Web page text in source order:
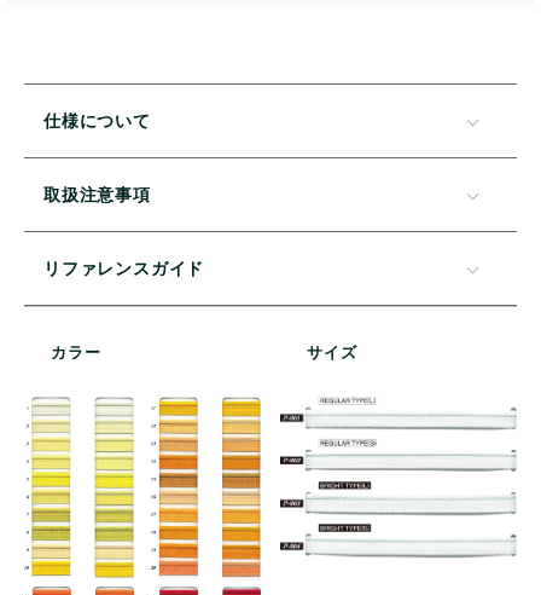
仕様について
取扱注意事項
リファレンスガイド
カラー サイズ